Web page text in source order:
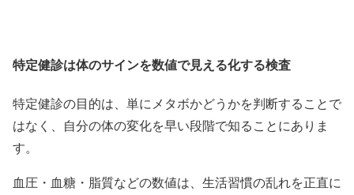
特定健診は体のサインを数値で見える化する検査
特定健診の目的は、単にメタボかどうかを判断することで
はなく、自分の体の変化を早い段階で知ることにありま
す。
血圧・血糖・脂質などの数値は、生活習慣の乱れを正直に